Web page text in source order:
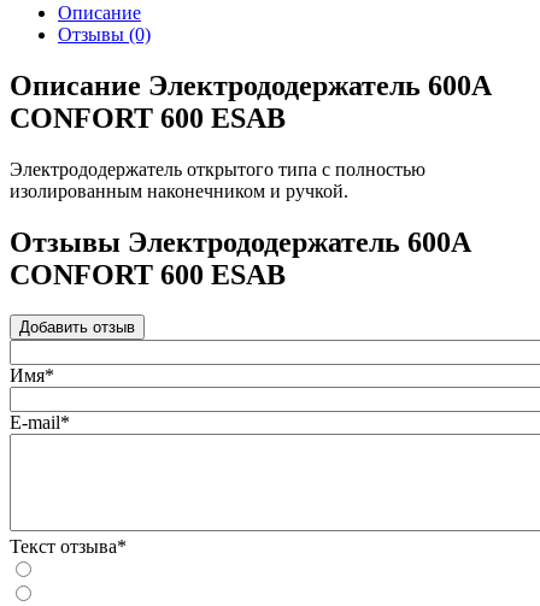
Описание
Отзывы (0)
Описание Электрододержатель 600А
CONFORT 600 ESAB
Электрододержатель открытого типа с полностью
изолированным наконечником и ручкой.
Отзывы Электрододержатель 600А
CONFORT 600 ESAB
Добавить отзыв
Имя*
E-mail*
Текст отзыва*